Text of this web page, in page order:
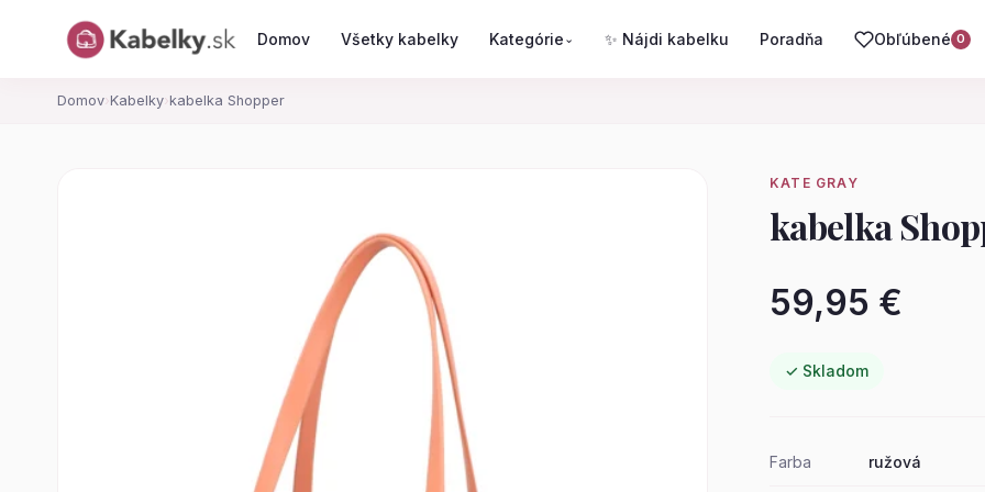
Domov Všetky kabelky Kategórie ⌄ ✨ Nájdi kabelku Poradňa Obľúbené 0
Domov› Kabelky› kabelka Shopper
KATE GRAY
kabelka
59,95 €
✓ Skladom
Farba ružová